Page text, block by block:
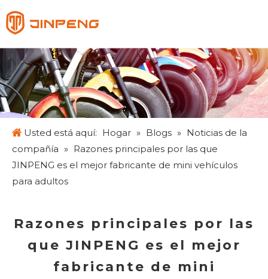
Français
Pусский
Usted está aquí: Hogar » Blogs » Noticias de la
compañía » Razones principales por las que
JINPENG es el mejor fabricante de mini vehículos
para adultos
Razones principales por las
que JINPENG es el mejor
fabricante de mini